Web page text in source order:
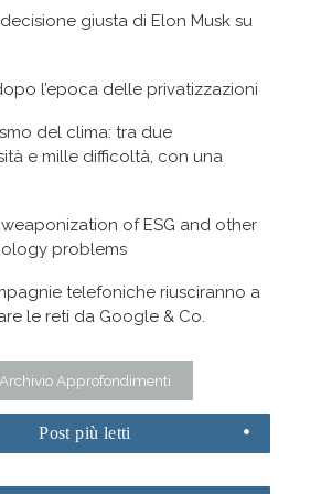
giusta di Elon Musk su
l’epoca delle privatizzazioni
del clima: tra due
e mille difficoltà, con una
of ESG and other
problems
telefoniche riusciranno a
le reti da Google & Co.
Archivio Approfondimenti
Post più letti